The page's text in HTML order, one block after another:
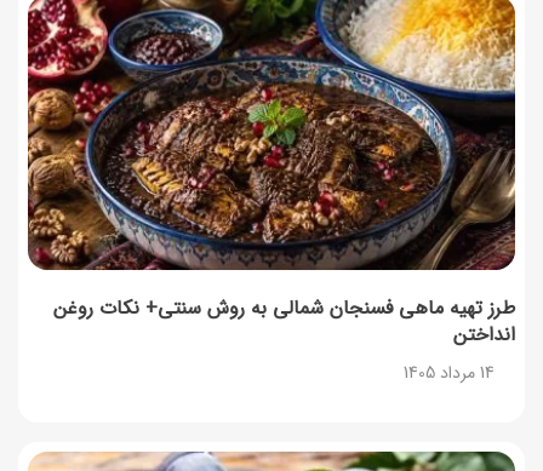
طرز تهیه ماهی فسنجان شمالی به روش سنتی+ نکات روغن
انداختن
14 مرداد 1405